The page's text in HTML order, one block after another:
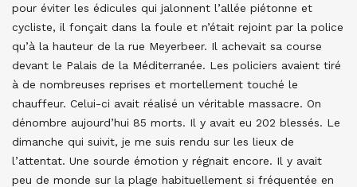
pour éviter les édicules qui jalonnent l’allée piétonne et
cycliste, il fonçait dans la foule et n’était rejoint par la police
qu’à la hauteur de la rue Meyerbeer. Il achevait sa course
devant le Palais de la Méditerranée. Les policiers avaient tiré
à de nombreuses reprises et mortellement touché le
chauffeur. Celui-ci avait réalisé un véritable massacre. On
dénombre aujourd’hui 85 morts. Il y avait eu 202 blessés. Le
dimanche qui suivit, je me suis rendu sur les lieux de
l’attentat. Une sourde émotion y régnait encore. Il y avait
peu de monde sur la plage habituellement si fréquentée en